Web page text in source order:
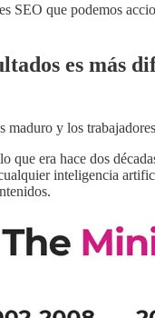
SEO que podemos
es más
y los
que era hace dos
inteligencia